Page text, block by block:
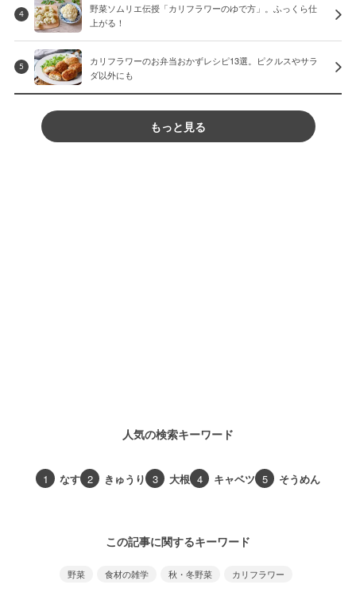
4
野菜ソムリエ伝授「カリフラワーのゆで方」。ふっくら仕
上がる！
5
カリフラワーのお弁当おかずレシピ13選。ピクルスやサラ
ダ以外にも
もっと見る
人気の検索キーワード
1 なす 2 きゅうり 3 大根 4 キャベツ 5 そうめん
この記事に関するキーワード
野菜 食材の雑学 秋・冬野菜 カリフラワー